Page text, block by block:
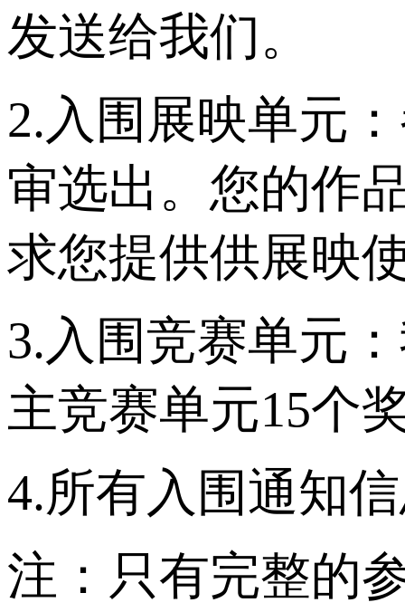
发送给我们。
2.入围展映单元
审选出。您的作
求您提供供展映
3.入围竞赛单元
主竞赛单元15个
4.所有入围通知
注：只有完整的